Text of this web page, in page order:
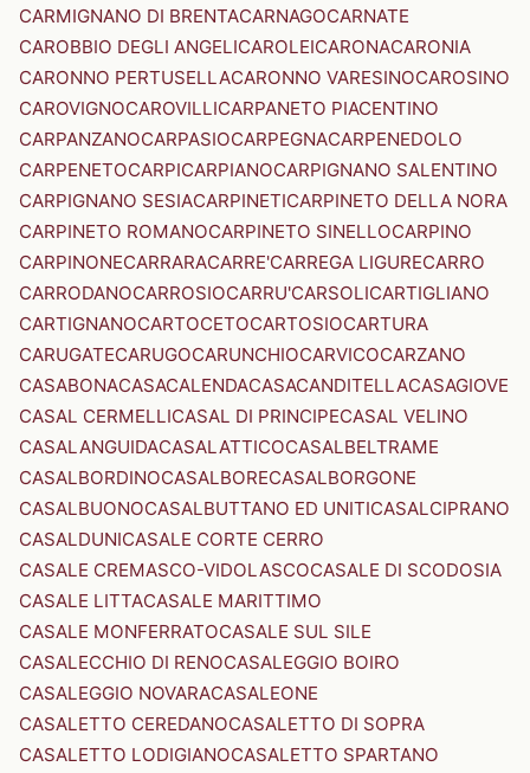
CARMIGNANO DI BRENTACARNAGOCARNATE
CAROBBIO DEGLI ANGELICAROLEICARONACARONIA
CARONNO PERTUSELLACARONNO VARESINOCAROSINO
CAROVIGNOCAROVILLICARPANETO PIACENTINO
CARPANZANOCARPASIOCARPEGNACARPENEDOLO
CARPENETOCARPICARPIANOCARPIGNANO SALENTINO
CARPIGNANO SESIACARPINETICARPINETO DELLA NORA
CARPINETO ROMANOCARPINETO SINELLOCARPINO
CARPINONECARRARACARRE'CARREGA LIGURECARRO
CARRODANOCARROSIOCARRU'CARSOLICARTIGLIANO
CARTIGNANOCARTOCETOCARTOSIOCARTURA
CARUGATECARUGOCARUNCHIOCARVICOCARZANO
CASABONACASACALENDACASACANDITELLACASAGIOVE
CASAL CERMELLICASAL DI PRINCIPECASAL VELINO
CASALANGUIDACASALATTICOCASALBELTRAME
CASALBORDINOCASALBORECASALBORGONE
CASALBUONOCASALBUTTANO ED UNITICASALCIPRANO
CASALDUNICASALE CORTE CERRO
CASALE CREMASCO-VIDOLASCOCASALE DI SCODOSIA
CASALE LITTACASALE MARITTIMO
CASALE MONFERRATOCASALE SUL SILE
CASALECCHIO DI RENOCASALEGGIO BOIRO
CASALEGGIO NOVARACASALEONE
CASALETTO CEREDANOCASALETTO DI SOPRA
CASALETTO LODIGIANOCASALETTO SPARTANO